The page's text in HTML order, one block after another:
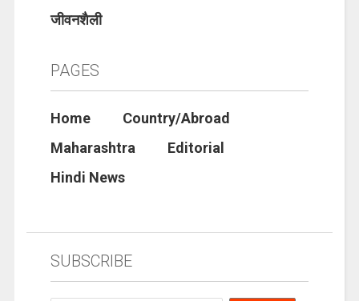
जीवनशैली
PAGES
Home
Country/Abroad
Maharashtra
Editorial
Hindi News
SUBSCRIBE